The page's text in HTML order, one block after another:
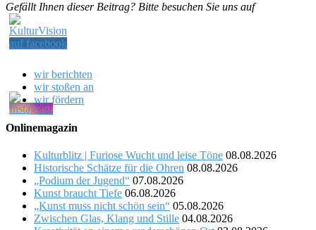
Gefällt Ihnen dieser Beitrag? Bitte besuchen Sie uns auf
wir berichten
wir stoßen an
wir fördern
Onlinemagazin
Kulturblitz | Furiose Wucht und leise Töne 08.08.2026
Historische Schätze für die Ohren 08.08.2026
„Podium der Jugend“ 07.08.2026
Kunst braucht Tiefe 06.08.2026
„Kunst muss nicht schön sein“ 05.08.2026
Zwischen Glas, Klang und Stille 04.08.2026